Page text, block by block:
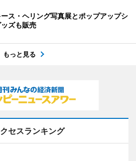
ス・ヘリング写真展とポップアップシ
ズも販売
もっと見る
セスランキング